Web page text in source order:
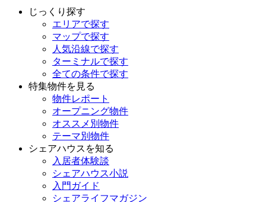
じっくり探す
エリアで探す
マップで探す
人気沿線で探す
ターミナルで探す
全ての条件で探す
特集物件を見る
物件レポート
オープニング物件
オススメ別物件
テーマ別物件
シェアハウスを知る
入居者体験談
シェアハウス小説
入門ガイド
シェアライフマガジン